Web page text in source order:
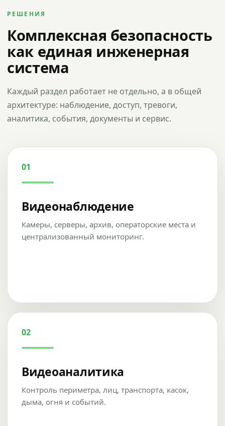
РЕШЕНИЯ
Комплексная безопасность
как единая инженерная
система
Каждый раздел работает не отдельно, а в общей
архитектуре: наблюдение, доступ, тревоги,
аналитика, события, документы и сервис.
01
Видеонаблюдение
Камеры, серверы, архив, операторские места и
централизованный мониторинг.
02
Видеоаналитика
Контроль периметра, лиц, транспорта, касок,
дыма, огня и событий.